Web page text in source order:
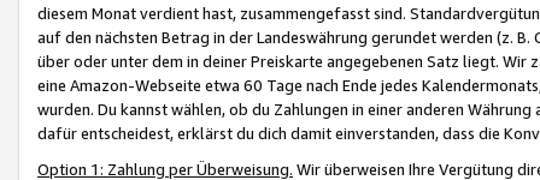
diesem Monat verdient hast, zusammengefasst sind.
auf den nächsten Betrag in der Landeswährung gerundet werden (z.
über oder unter dem in deiner Preiskarte angegebenen Satz liegt.
eine Amazon-Webseite etwa 60 Tage nach Ende jedes
wurden. Du kannst wählen, ob du Zahlungen in einer anderen
dafür entscheidest, erklärst du dich damit einverstanden, dass die
Option 1: Zahlung per Überweisung. Wir überweisen Ihre Vergütung